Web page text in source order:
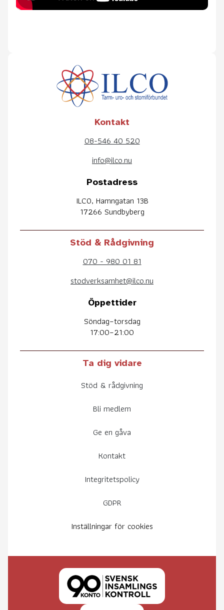
Kontakt
08-546 40 520
info@ilco.nu
Postadress
ILCO, Hamngatan 13B
17266 Sundbyberg
Stöd & Rådgivning
070 - 980 01 81
stodverksamhet@ilco.nu
Öppettider
Söndag–torsdag
17:00–21:00
Ta dig vidare
Stöd & rådgivning
Bli medlem
Ge en gåva
Kontakt
Integritetspolicy
GDPR
Inställningar för cookies